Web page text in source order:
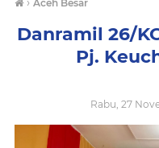
Aceh Besar
Danramil 26/
Pj.
Rabu, 27